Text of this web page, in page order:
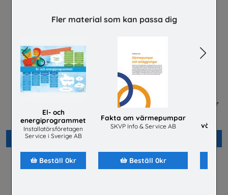
Fler material som kan passa dig
El- och
energiprogrammet
Installatörsföretagen
Service i Sverige AB
Beställ 0kr
Fakta om värmepumpar
SKVP Info & Service AB
Beställ 0kr
Previous Next
Energiföretagen Sverige
Beställ 0kr
Håll koll på dina rättigheter
Byggnads